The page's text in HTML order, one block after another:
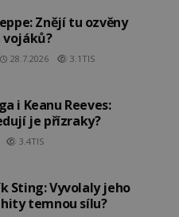
Znějí tu ozvěny
28.7.2026 3.1TIS
i Keanu Reeves:
je přízraky?
3.4TIS
Sting: Vyvolaly jeho
temnou sílu?